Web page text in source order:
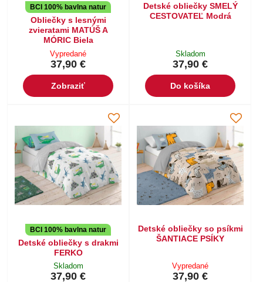
BCI 100% bavlna natur
Obliečky s lesnými
zvieratami MATÚŠ A
MÓRIC Biela
Vypredané
37,90 €
Zobraziť
Detské obliečky SMELÝ
CESTOVATEĽ Modrá
Skladom
37,90 €
Do košíka
BCI 100% bavlna natur
Detské obliečky s drakmi
FERKO
Skladom
37,90 €
Detské obliečky so psíkmi
ŠANTIACE PSÍKY
Vypredané
37,90 €